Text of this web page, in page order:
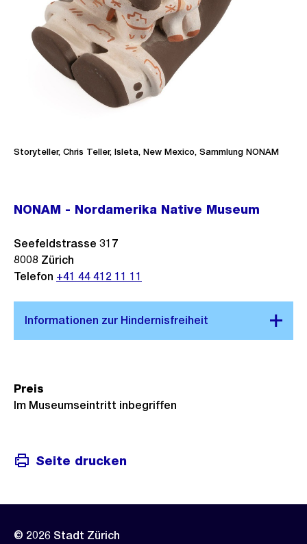
Storyteller, Chris Teller, Isleta, New Mexico, Sammlung NONAM
NONAM - Nordamerika Native Museum
Seefeldstrasse 317
8008 Zürich
Telefon +41 44 412 11 11
Preis
Im Museumseintritt inbegriffen
Seite drucken
© 2026 Stadt Zürich